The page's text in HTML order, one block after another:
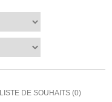
LISTE DE SOUHAITS (0)